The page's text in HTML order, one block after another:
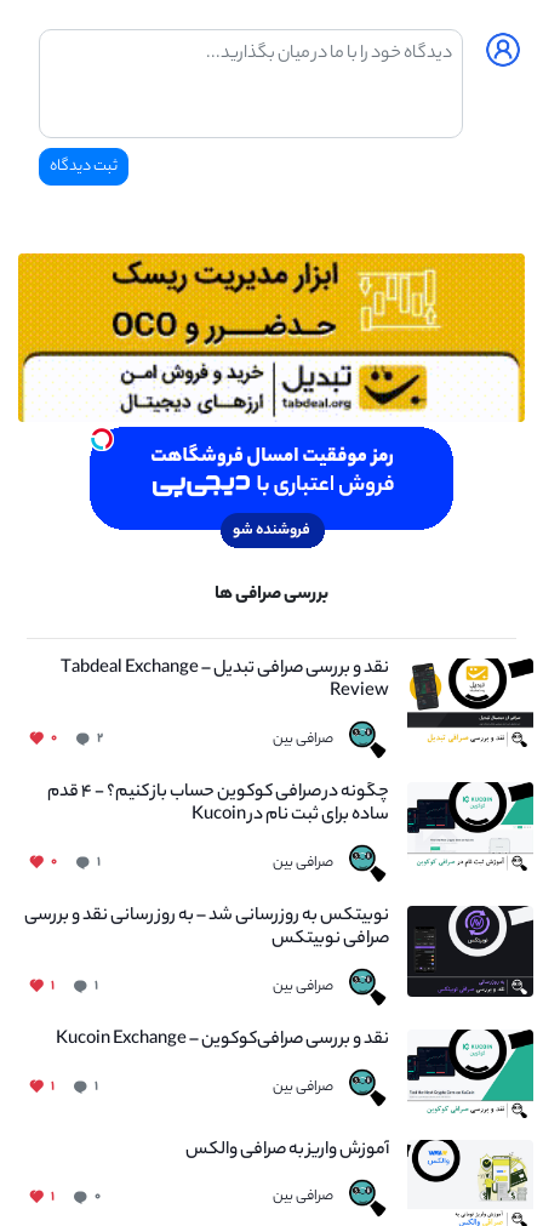
بررسی صرافی ها
نقد و بررسی صرافی تبدیل – Tabdeal Exchange
Review
صرافی بین ۲ ۰
چگونه در صرافی کوکوین حساب باز کنیم؟ - ۴ قدم
ساده برای ثبت نام در Kucoin
صرافی بین ۱ ۰
نوبیتکس به روزرسانی شد – به روز رسانی نقد و بررسی
صرافی نوبیتکس
صرافی بین ۱ ۱
نقد و بررسی صرافی‌کوکوین – Kucoin Exchange
صرافی بین ۱ ۱
آموزش واریز به صرافی والکس
صرافی بین ۰ ۱